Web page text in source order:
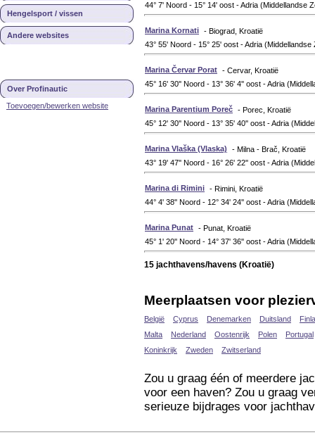
Hengelsport / vissen
Andere websites
Over Profinautic
Toevoegen/bewerken website
44° 7' Noord - 15° 14' oost - Adria (Middellandse
Marina Kornati - Biograd, Kroatië
43° 55' Noord - 15° 25' oost - Adria (Middellandse
Marina Červar Porat - Cervar, Kroatië
45° 16' 30'' Noord - 13° 36' 4'' oost - Adria
Marina Parentium Poreč - Porec, Kroatië
45° 12' 30'' Noord - 13° 35' 40'' oost - Adria
Marina Vlaška (Vlaska)
- Milna - Brač, Kroatië
43° 19' 47'' Noord - 16° 26' 22'' oost - Adria
Marina di Rimini - Rimini, Kroatië
44° 4' 38'' Noord - 12° 34' 24'' oost - Adria
Marina Punat - Punat, Kroatië
45° 1' 20'' Noord - 14° 37' 36'' oost - Adria
15 jachthavens/havens (Kroatië)
Meerplaatsen voor
België Cyprus Denemarken Duitsland
Malta
Nederland Oostenrijk Polen
Portugal
Koninkrijk
Zweden Zwitserland
Zou u graag één of meerdere
voor een haven? Zou u graag
serieuze bijdrages voor